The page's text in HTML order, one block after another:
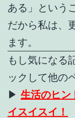
ある」という
だから私は、
ます。
もし気になる
ックして他の
▶ 生活のヒン
イスイスイ！